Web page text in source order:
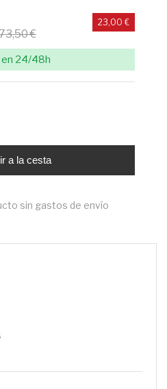
€
23,00 €
en 24/48h
a la cesta
sin gastos de envío